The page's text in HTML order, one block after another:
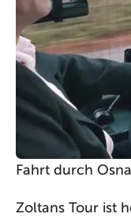
Fahrt durch
Zoltans Tour ist